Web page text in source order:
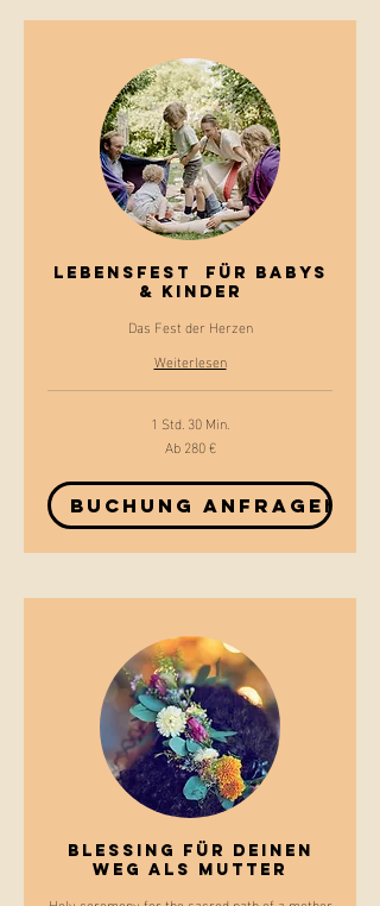
Lebensfest für Babys
& Kinder
Das Fest der Herzen
Weiterlesen
1 Std. 30 Min.
Ab 280 €
Buchung anfragen
Blessing für Deinen
Weg als Mutter